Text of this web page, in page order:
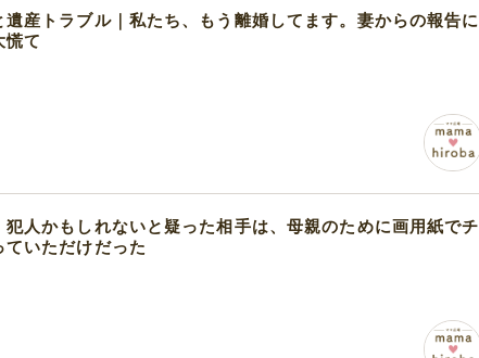
遺産トラブル｜私たち、もう離婚してます。妻からの報告に
慌て
犯人かもしれないと疑った相手は、母親のために画用紙でチ
いただけだった